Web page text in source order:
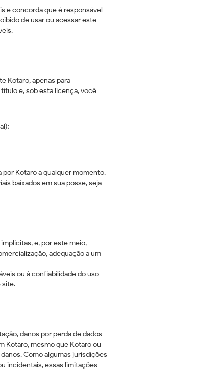
​​e concorda que é responsável
de usar ou acessar este
Kotaro, apenas para
e, sob esta licença, você
Kotaro a qualquer momento.
baixados em sua posse, seja
e, por este meio,
adequação a um
​​ou à confiabilidade do uso
site.
danos por perda de dados
Kotaro, mesmo que Kotaro ou
Como algumas jurisdições
incidentais, essas limitações